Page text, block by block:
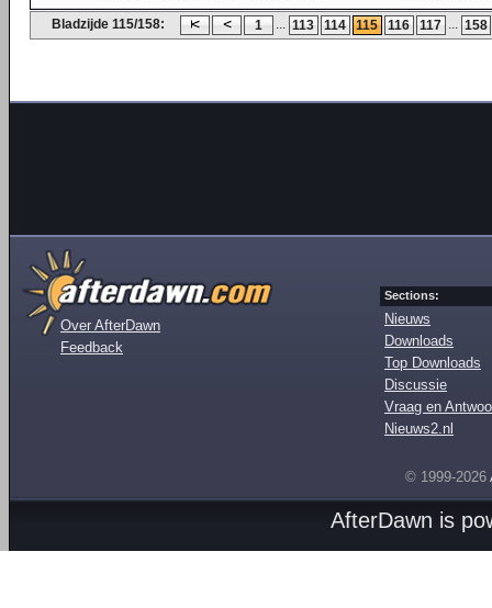
Bladzijde 115/158: 1 ... 113 114 115 116 117 ... 158
Over AfterDawn
Feedback
Sections:
Nieuws
Downloads
Top Downloads
Discussie
Vraag en
Nieuws2.nl
© 1999-2026
AfterDawn is